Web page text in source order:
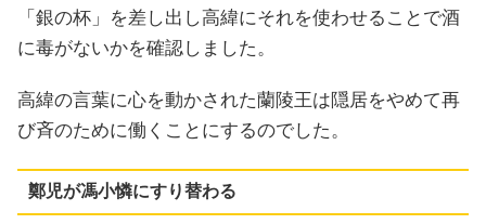
「銀の杯」を差し出し高緯にそれを使わせることで酒
に毒がないかを確認しました。
高緯の言葉に心を動かされた蘭陵王は隠居をやめて再
び斉のために働くことにするのでした。
鄭児が馮小憐にすり替わる